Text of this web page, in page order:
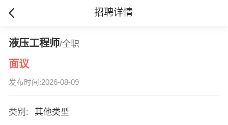
招聘详情
液压工程师/全职
面议
发布时间:2026-08-09
类别:
其他类型